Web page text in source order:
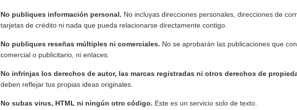
No publiques información personal. No incluyas direcciones personales, direcciones de
tarjetas de crédito ni nada que pueda relacionarse directamente contigo.
No publiques reseñas múltiples ni comerciales. No se aprobarán las publicaciones que
comercial o publicitario, ni enlaces.
No infrinjas los derechos de autor, las marcas registradas ni otros derechos de
deben reflejar tus propias ideas originales.
No subas virus, HTML ni ningún otro código. Este es un servicio solo de texto.